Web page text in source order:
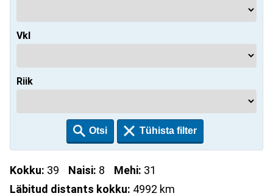
Vkl
Riik
Kokku: 39 Naisi: 8 Mehi: 31
Läbitud distants kokku: 4992 km